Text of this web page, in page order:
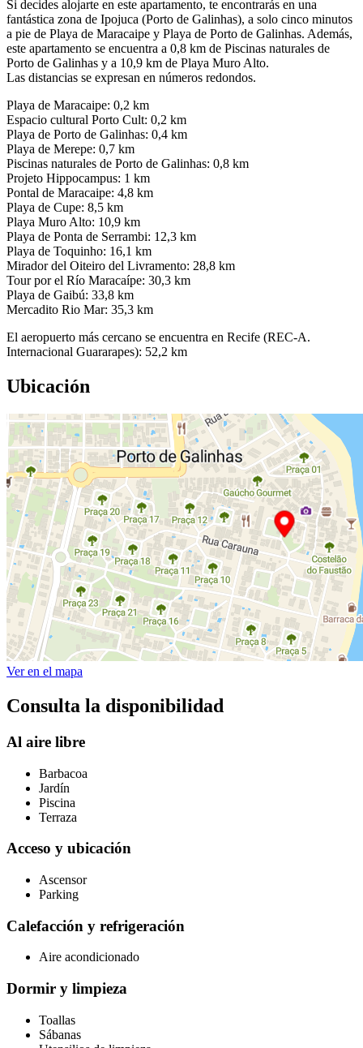
Si decides alojarte en este apartamento, te encontrarás en una
fantástica zona de Ipojuca (Porto de Galinhas), a solo cinco minutos
a pie de Playa de Maracaipe y Playa de Porto de Galinhas. Además,
este apartamento se encuentra a 0,8 km de Piscinas naturales de
Porto de Galinhas y a 10,9 km de Playa Muro Alto.
Las distancias se expresan en números redondos.
Playa de Maracaipe: 0,2 km
Espacio cultural Porto Cult: 0,2 km
Playa de Porto de Galinhas: 0,4 km
Playa de Merepe: 0,7 km
Piscinas naturales de Porto de Galinhas: 0,8 km
Projeto Hippocampus: 1 km
Pontal de Maracaipe: 4,8 km
Playa de Cupe: 8,5 km
Playa Muro Alto: 10,9 km
Playa de Ponta de Serrambi: 12,3 km
Playa de Toquinho: 16,1 km
Mirador del Oiteiro del Livramento: 28,8 km
Tour por el Río Maracaípe: 30,3 km
Playa de Gaibú: 33,8 km
Mercadito Rio Mar: 35,3 km
El aeropuerto más cercano se encuentra en Recife (REC-A.
Internacional Guararapes): 52,2 km
Ubicación
Ver en el mapa
Consulta la disponibilidad
Al aire libre
Barbacoa
Jardín
Piscina
Terraza
Acceso y ubicación
Ascensor
Parking
Calefacción y refrigeración
Aire acondicionado
Dormir y limpieza
Toallas
Sábanas